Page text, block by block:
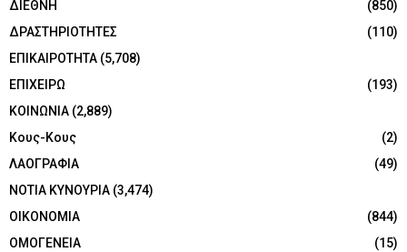
ΔΙΕΘΝΗ
(850)
ΔΡΑΣΤΗΡΙΟΤΗΤΕΣ
(110)
ΕΠΙΚΑΙΡΟΤΗΤΑ (5,708)
ΕΠΙΧΕΙΡΩ
(193)
ΚΟΙΝΩΝΙΑ (2,889)
Κους-Κους
(2)
ΛΑΟΓΡΑΦΙΑ
(49)
ΝΟΤΙΑ ΚΥΝΟΥΡΙΑ (3,474)
ΟΙΚΟΝΟΜΙΑ
(844)
ΟΜΟΓΕΝΕΙΑ
(15)